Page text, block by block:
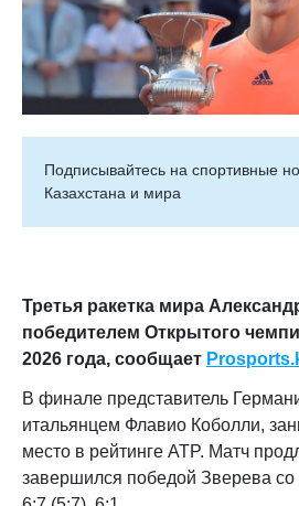
Подписывайтесь на cпортивные
Казахстана и мира
Третья ракетка мира
победителем Открытого
2026 года, сообщает
В финале представитель
итальянцем Флавио Коболли,
место в рейтинге ATP. Матч
завершился победой Зверева со